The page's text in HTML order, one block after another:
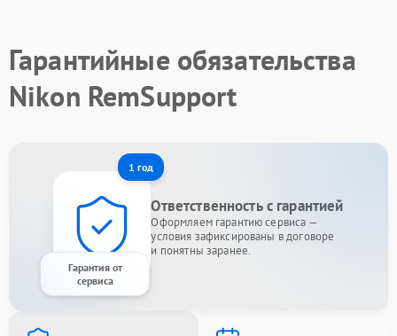
Гарантийные обязательства
Nikon RemSupport
1 год
Гарантия от
сервиса
Ответственность с гарантией
Оформляем гарантию сервиса —
условия зафиксированы в договоре
и понятны заранее.